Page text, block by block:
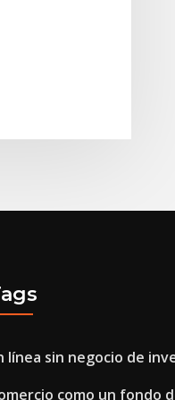
línea sin negocio de
como un fondo